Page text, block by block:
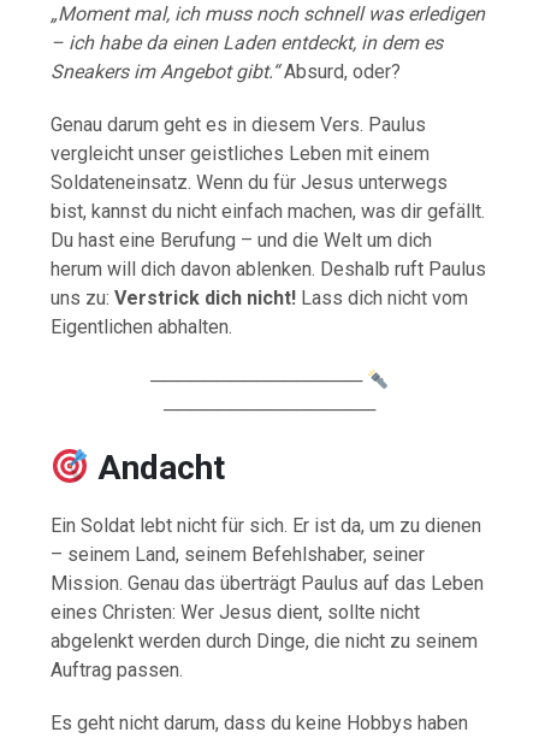
„Moment mal, ich muss noch schnell was erledigen
– ich habe da einen Laden entdeckt, in dem es
Sneakers im Angebot gibt.“Absurd, oder?
Genau darum geht es in diesem Vers. Paulus
vergleicht unser geistliches Leben mit einem
Soldateneinsatz. Wenn du für Jesus unterwegs
bist, kannst du nicht einfach machen, was dir gefällt.
Du hast eine Berufung – und die Welt um dich
herum will dich davon ablenken. Deshalb ruft Paulus
uns zu:Verstrick dich nicht! Lass dich nicht vom
Eigentlichen abhalten.
────────────────
────────────────
Andacht
Ein Soldat lebt nicht für sich. Er ist da, um zu dienen
– seinem Land, seinem Befehlshaber, seiner
Mission. Genau das überträgt Paulus auf das Leben
eines Christen: Wer Jesus dient, sollte nicht
abgelenkt werden durch Dinge, die nicht zu seinem
Auftrag passen.
Es geht nicht darum, dass du keine Hobbys haben